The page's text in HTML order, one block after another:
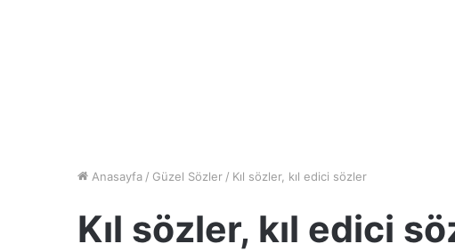
Anasayfa / Güzel Sözler / Kıl sözler, kıl edici sözler
Kıl sözler, kıl edici